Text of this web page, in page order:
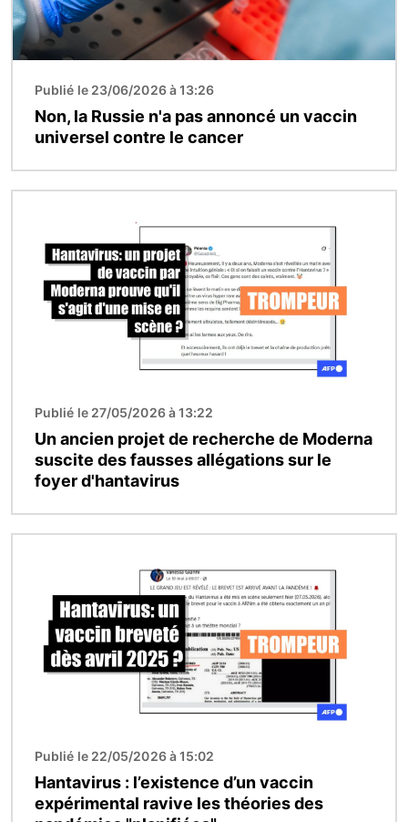
Publié le 23/06/2026 à 13:26
Non, la Russie n'a pas annoncé un vaccin
universel contre le cancer
Publié le 27/05/2026 à 13:22
Un ancien projet de recherche de Moderna
suscite des fausses allégations sur le
foyer d'hantavirus
Publié le 22/05/2026 à 15:02
Hantavirus : l’existence d’un vaccin
expérimental ravive les théories des